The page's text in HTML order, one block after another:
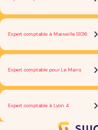
Expert comptable à Marseille 13016
Expert comptable pour Le Mans
Expert comptable à Lyon 4